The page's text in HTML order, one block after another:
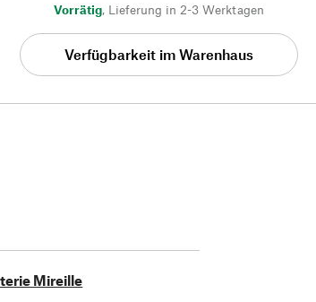
Vorrätig, Lieferung in 2-3 Werktagen
Verfügbarkeit im Warenhaus
Mireille